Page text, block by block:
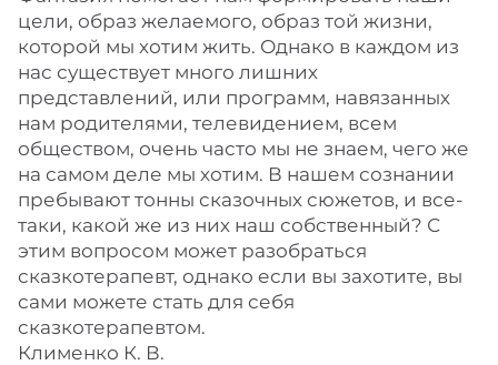
цели, образ желаемого, образ той жизни,
которой мы хотим жить. Однако в каждом из
нас существует много лишних
представлений, или программ, навязанных
нам родителями, телевидением, всем
обществом, очень часто мы не знаем, чего же
на самом деле мы хотим. В нашем сознании
пребывают тонны сказочных сюжетов, и все-
таки, какой же из них наш собственный? С
этим вопросом может разобраться
сказкотерапевт, однако если вы захотите, вы
сами можете стать для себя
сказкотерапевтом.
Клименко К. В.